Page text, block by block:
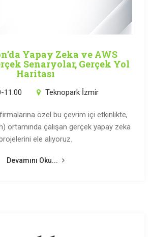
Yapay Zeka ve AWS
Senaryolar, Gerçek Yol
Haritası
11.00 Teknopark İzmir
özel bu çevrim içi etkinlikte,
ortamında çalışan gerçek yapay zeka
ele alıyoruz.
Devamını Oku...